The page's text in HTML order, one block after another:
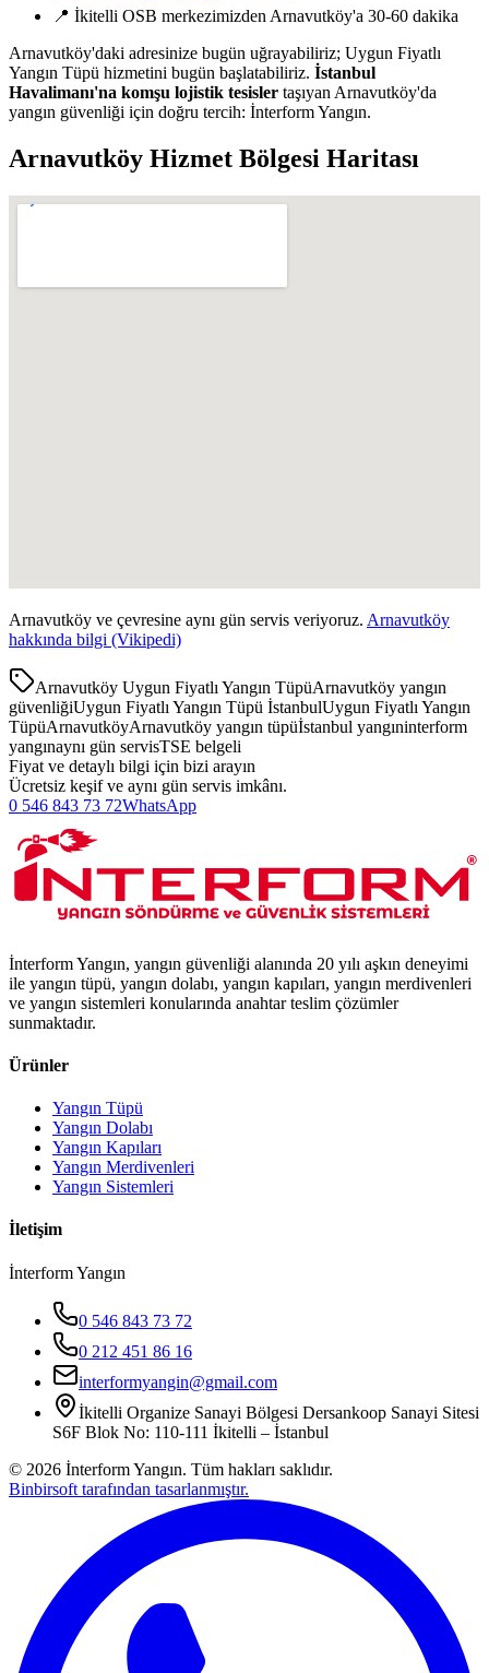
📍 İkitelli OSB merkezimizden Arnavutköy'a 30-60 dakika
Arnavutköy'daki adresinize bugün uğrayabiliriz; Uygun Fiyatlı
Yangın Tüpü hizmetini bugün başlatabiliriz. İstanbul
Havalimanı'na komşu lojistik tesisler taşıyan Arnavutköy'da
yangın güvenliği için doğru tercih: İnterform Yangın.
Arnavutköy Hizmet Bölgesi Haritası
Arnavutköy ve çevresine aynı gün servis veriyoruz. Arnavutköy
hakkında bilgi (Vikipedi)
Arnavutköy Uygun Fiyatlı Yangın TüpüArnavutköy yangın
güvenliğiUygun Fiyatlı Yangın Tüpü İstanbulUygun Fiyatlı Yangın
TüpüArnavutköyArnavutköy yangın tüpüİstanbul yangıninterform
yangınaynı gün servisTSE belgeli
Fiyat ve detaylı bilgi için bizi arayın
Ücretsiz keşif ve aynı gün servis imkânı.
0 546 843 73 72WhatsApp
İnterform Yangın, yangın güvenliği alanında 20 yılı aşkın deneyimi
ile yangın tüpü, yangın dolabı, yangın kapıları, yangın merdivenleri
ve yangın sistemleri konularında anahtar teslim çözümler
sunmaktadır.
Ürünler
Yangın Tüpü
Yangın Dolabı
Yangın Kapıları
Yangın Merdivenleri
Yangın Sistemleri
İletişim
İnterform Yangın
0 546 843 73 72
0 212 451 86 16
interformyangin@gmail.com
İkitelli Organize Sanayi Bölgesi Dersankoop Sanayi Sitesi
S6F Blok No: 110-111 İkitelli – İstanbul
© 2026 İnterform Yangın. Tüm hakları saklıdır.
Binbirsoft tarafından tasarlanmıştır.